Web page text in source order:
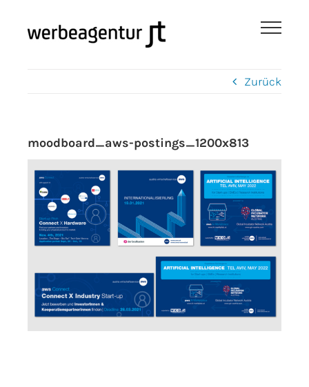
springen
Zurück
moodboard_aws-postings_1200x813